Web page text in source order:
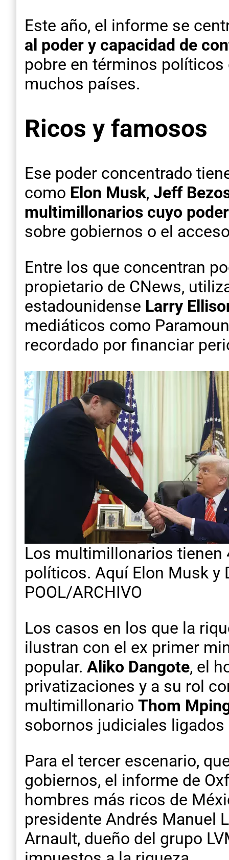
Este año, el informe se
al poder y capacidad de
pobre en términos
muchos países.
Ricos y famosos
Ese poder concentrado
como Elon Musk, Jeff
multimillonarios cuyo
sobre gobiernos o el
Entre los que concentran
propietario de CNews,
estadounidense Larry
mediáticos como
recordado por financiar
Los multimillonarios tienen
políticos. Aquí Elon Musk y
POOL/ARCHIVO
Los casos en los que la
ilustran con el ex primer
popular. Aliko Dangote, el
privatizaciones y a su rol
multimillonario Thom
sobornos judiciales ligados
Para el tercer escenario,
gobiernos, el informe de
hombres más ricos de
presidente Andrés Manuel
Arnault, dueño del grupo